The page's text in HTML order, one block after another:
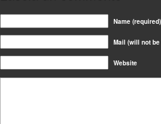
Name (required)
Mail (will not
Website